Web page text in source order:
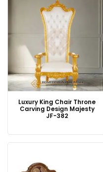
Luxury King Chair Throne
Carving Design Majesty
JF-382